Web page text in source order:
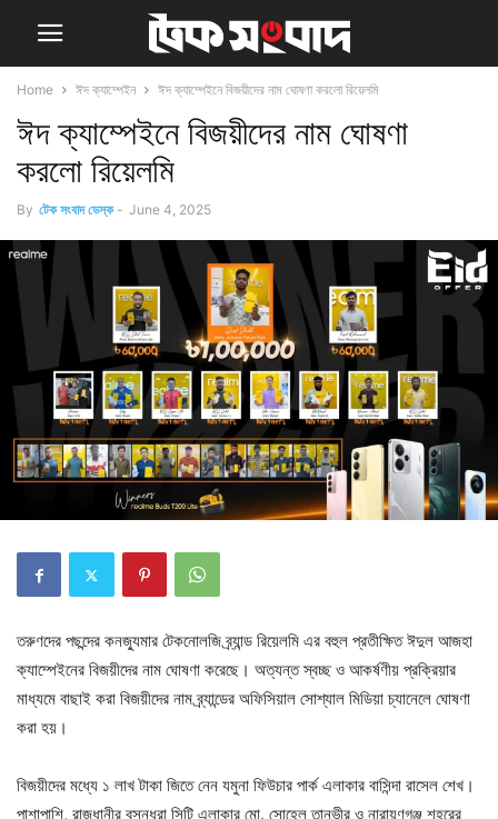
Home ঈদ ক্যাম্পেইন ঈদ ক্যাম্পেইনে বিজয়ীদের নাম ঘোষণা করলো রিয়েলমি
ঈদ ক্যাম্পেইনে বিজয়ীদের নাম ঘোষণা
করলো রিয়েলমি
By টেক সংবাদ ডেস্ক - June 4, 2025
তরুণদের পছন্দের কনজ্যুমার টেকনোলজি ব্র্যান্ড রিয়েলমি এর বহুল প্রতীক্ষিত ঈদুল আজহা
ক্যাম্পেইনের বিজয়ীদের নাম ঘোষণা করেছে। অত্যন্ত স্বচ্ছ ও আকর্ষণীয় প্রক্রিয়ার
মাধ্যমে বাছাই করা বিজয়ীদের নাম ব্র্যান্ডের অফিসিয়াল সোশ্যাল মিডিয়া চ্যানেলে ঘোষণা
করা হয়।
বিজয়ীদের মধ্যে ১ লাখ টাকা জিতে নেন যমুনা ফিউচার পার্ক এলাকার বাসিন্দা রাসেল শেখ।
পাশাপাশি, রাজধানীর বসুন্ধরা সিটি এলাকার মো. সোহেল তানভীর ও নারায়ণগঞ্জ শহরের